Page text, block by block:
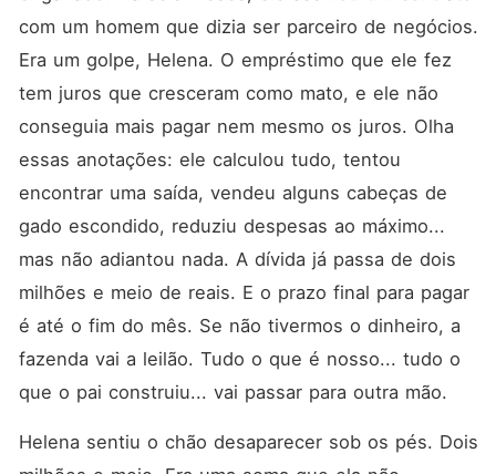
com um homem que dizia ser parceiro de negócios.
Era um golpe, Helena. O empréstimo que ele fez
tem juros que cresceram como mato, e ele não
conseguia mais pagar nem mesmo os juros. Olha
essas anotações: ele calculou tudo, tentou
encontrar uma saída, vendeu alguns cabeças de
gado escondido, reduziu despesas ao máximo...
mas não adiantou nada. A dívida já passa de dois
milhões e meio de reais. E o prazo final para pagar
é até o fim do mês. Se não tivermos o dinheiro, a
fazenda vai a leilão. Tudo o que é nosso... tudo o
que o pai construiu... vai passar para outra mão.
Helena sentiu o chão desaparecer sob os pés. Dois